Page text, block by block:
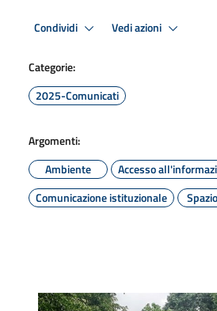
Condividi Vedi azioni
Categorie:
2025-Comunicati
Argomenti:
Ambiente
Accesso
Comunicazione istituzionale